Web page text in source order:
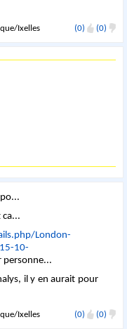
Ixelles (0) (0)
ca...
London-
10-
personne...
il y en aurait pour
Ixelles (0) (0)